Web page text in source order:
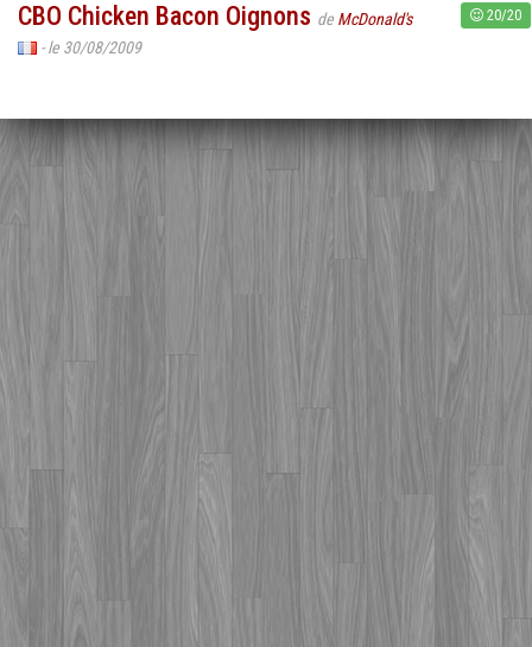
CBO Chicken Bacon Oignons de McDonald's
- le 30/08/2009
20/20